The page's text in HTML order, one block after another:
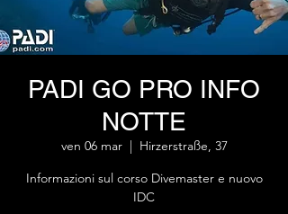
PADI GO PRO INFO
NOTTE
ven 06 mar
  |
Hirzerstraße, 37
Informazioni sul corso Divemaster e nuovo
IDC